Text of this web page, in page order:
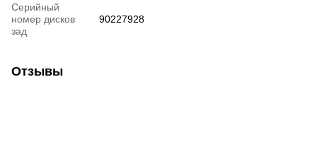
Серийный
номер дисков
зад
90227928
Отзывы